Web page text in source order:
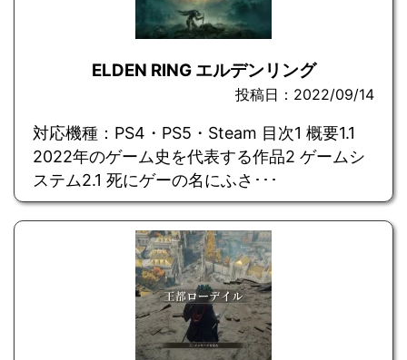
ELDEN RING エルデンリング
投稿日：2022/09/14
対応機種：PS4・PS5・Steam 目次1 概要1.1
2022年のゲーム史を代表する作品2 ゲームシ
ステム2.1 死にゲーの名にふさ･･･